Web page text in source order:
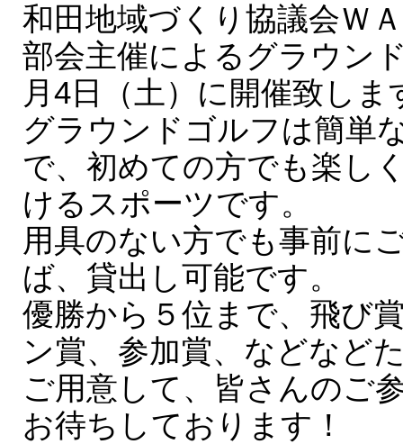
和田地域づくり協議会Ｗ
部会主催によるグラウン
月4日（土）に開催致しま
グラウンドゴルフは簡単
で、初めての方でも楽し
けるスポーツです。
用具のない方でも事前に
ば、貸出し可能です。
優勝から５位まで、飛び
ン賞、参加賞、などなど
ご用意して、皆さんのご
お待ちしております！